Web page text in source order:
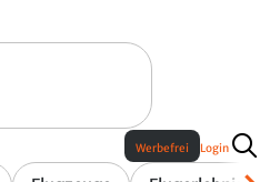
Werbefrei Login